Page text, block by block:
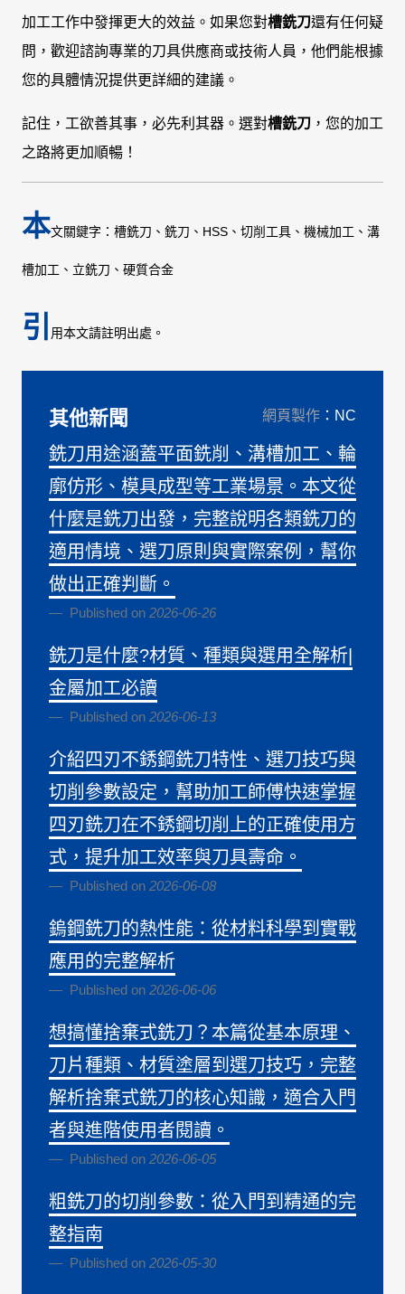
加工工作中發揮更大的效益。如果您對槽銑刀還有任何疑
問，歡迎諮詢專業的刀具供應商或技術人員，他們能根據
您的具體情況提供更詳細的建議。
記住，工欲善其事，必先利其器。選對槽銑刀 ，您的加工
之路將更加順暢！
本文關鍵字：槽銑刀、銑刀、HSS、切削工具、機械加工、溝
槽加工、立銑刀、硬質合金
引 用本文請註明出處。
其他新聞 網頁製作 ：NC
銑刀用途涵蓋平面銑削、溝槽加工、輪
廓仿形、模具成型等工業場景。本文從
什麼是銑刀出發，完整說明各類銑刀的
適用情境、選刀原則與實際案例，幫你
做出正確判斷。
Published on 2026-06-26
銑刀是什麼?材質、種類與選用全解析|
金屬加工必讀
Published on 2026-06-13
介紹四刃不銹鋼銑刀特性、選刀技巧與
切削參數設定，幫助加工師傅快速掌握
四刃銑刀在不銹鋼切削上的正確使用方
式，提升加工效率與刀具壽命。
Published on 2026-06-08
鎢鋼銑刀的熱性能：從材料科學到實戰
應用的完整解析
Published on 2026-06-06
想搞懂捨棄式銑刀？本篇從基本原理、
刀片種類、材質塗層到選刀技巧，完整
解析捨棄式銑刀的核心知識，適合入門
者與進階使用者閱讀。
Published on 2026-06-05
粗銑刀的切削參數：從入門到精通的完
整指南
Published on 2026-05-30